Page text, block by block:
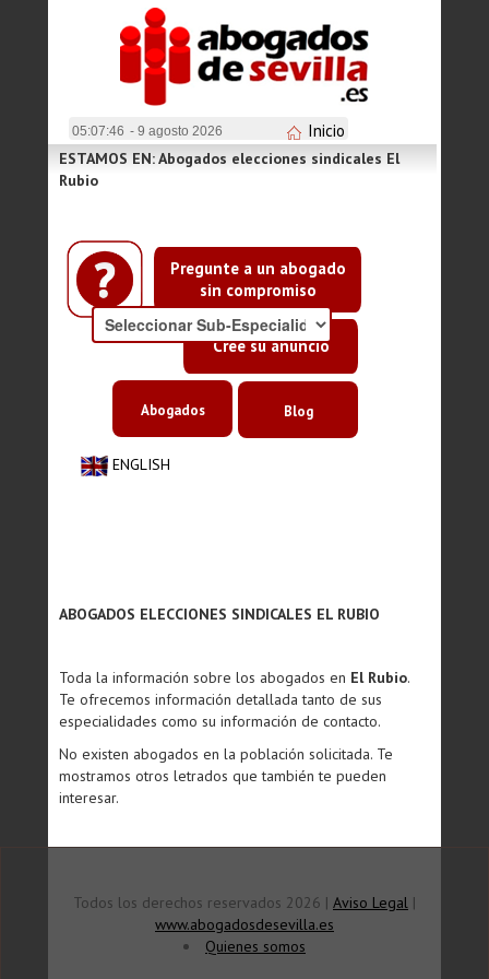
05:07:46 - 9 agosto 2026 Inicio
Pregunte a un abogado
sin compromiso
Cree su anuncio
ESTAMOS EN: Abogados elecciones sindicales El
Rubio
ENGLISH
Abogados Blog
ABOGADOS ELECCIONES SINDICALES EL RUBIO
Toda la información sobre los abogados en El Rubio.
Te ofrecemos información detallada tanto de sus
especialidades como su información de contacto.
No existen abogados en la población solicitada. Te
mostramos otros letrados que también te pueden
interesar.
Todos los derechos reservados 2026 | Aviso Legal |
www.abogadosdesevilla.es
Quienes somos